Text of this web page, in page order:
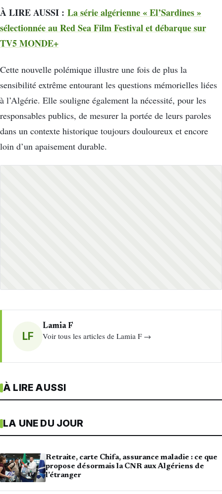
À LIRE AUSSI : La série algérienne « El’Sardines »
sélectionnée au Red Sea Film Festival et débarque sur
TV5 MONDE+
Cette nouvelle polémique illustre une fois de plus la
sensibilité extrême entourant les questions mémorielles liées
à l’Algérie. Elle souligne également la nécessité, pour les
responsables publics, de mesurer la portée de leurs paroles
dans un contexte historique toujours douloureux et encore
loin d’un apaisement durable.
LF
Lamia F
Voir tous les articles de Lamia F →
À LIRE AUSSI
LA UNE DU JOUR
Retraite, carte Chifa, assurance maladie : ce que
propose désormais la CNR aux Algériens de
l’étranger